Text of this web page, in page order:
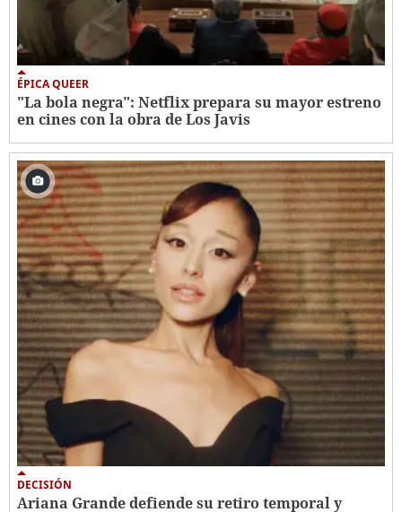
ÉPICA QUEER
"La bola negra": Netflix prepara su mayor estreno
en cines con la obra de Los Javis
DECISIÓN
Ariana Grande defiende su retiro temporal y